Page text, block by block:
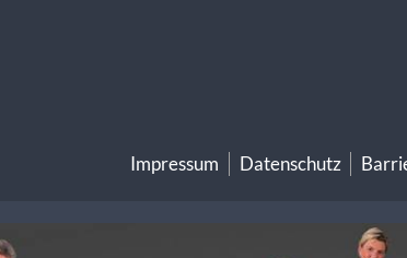
Impressum Datenschutz